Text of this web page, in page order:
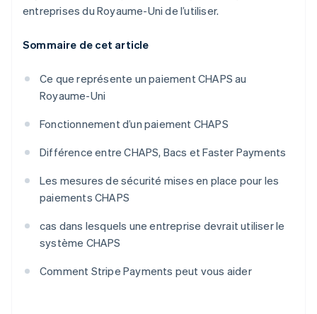
entreprises du Royaume-Uni de l’utiliser.
Sommaire de cet article
Ce que représente un paiement CHAPS au
Royaume-Uni
Fonctionnement d’un paiement CHAPS
Différence entre CHAPS, Bacs et Faster Payments
Les mesures de sécurité mises en place pour les
paiements CHAPS
cas dans lesquels une entreprise devrait utiliser le
système CHAPS
Comment Stripe Payments peut vous aider